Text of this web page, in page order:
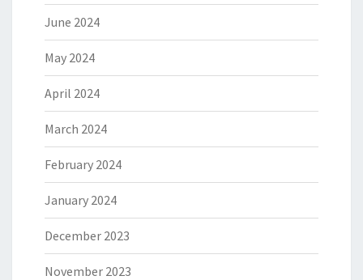
June 2024
May 2024
April 2024
March 2024
February 2024
January 2024
December 2023
November 2023